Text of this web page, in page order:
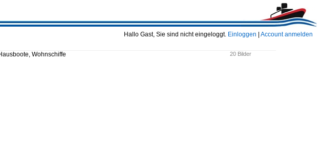
Hallo Gast, Sie sind nicht eingeloggt. Einloggen Account anmelden
20 Bilder
Wohnschiffe